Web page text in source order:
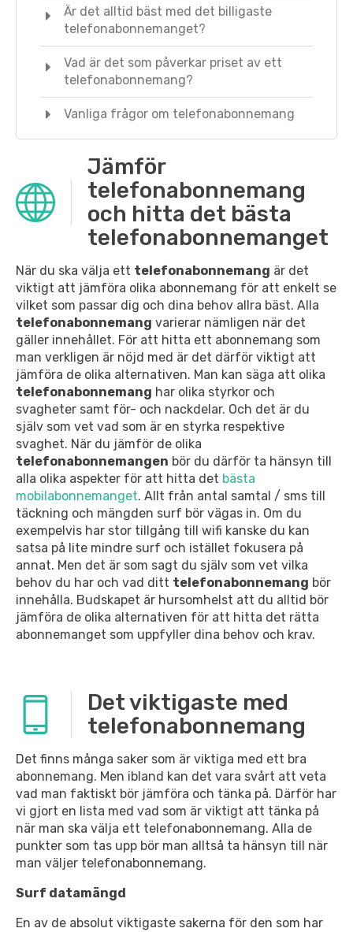
Jämför
telefonabonnemang
och hitta det bästa
telefonabonnemanget
När du ska välja ett telefonabonnemang är det
viktigt att jämföra olika abonnemang för att enkelt se
vilket som passar dig och dina behov allra bäst. Alla
telefonabonnemang varierar nämligen när det
gäller innehållet. För att hitta ett abonnemang som
man verkligen är nöjd med är det därför viktigt att
jämföra de olika alternativen. Man kan säga att olika
telefonabonnemang har olika styrkor och
svagheter samt för- och nackdelar. Och det är du
själv som vet vad som är en styrka respektive
svaghet. När du jämför de olika
telefonabonnemangen bör du därför ta hänsyn till
alla olika aspekter för att hitta det bästa
mobilabonnemanget. Allt från antal samtal / sms till
täckning och mängden surf bör vägas in. Om du
exempelvis har stor tillgång till wifi kanske du kan
satsa på lite mindre surf och istället fokusera på
annat. Men det är som sagt du själv som vet vilka
behov du har och vad ditt telefonabonnemang bör
innehålla. Budskapet är hursomhelst att du alltid bör
jämföra de olika alternativen för att hitta det rätta
abonnemanget som uppfyller dina behov och krav.
Det viktigaste med
telefonabonnemang
Det finns många saker som är viktiga med ett bra
abonnemang. Men ibland kan det vara svårt att veta
vad man faktiskt bör jämföra och tänka på. Därför har
vi gjort en lista med vad som är viktigt att tänka på
när man ska välja ett telefonabonnemang. Alla de
punkter som tas upp bör man alltså ta hänsyn till när
man väljer telefonabonnemang.
Surf datamängd
En av de absolut viktigaste sakerna för den som har
Är det alltid bäst med det billigaste
telefonabonnemanget?
Vad är det som påverkar priset av ett
telefonabonnemang?
Vanliga frågor om telefonabonnemang